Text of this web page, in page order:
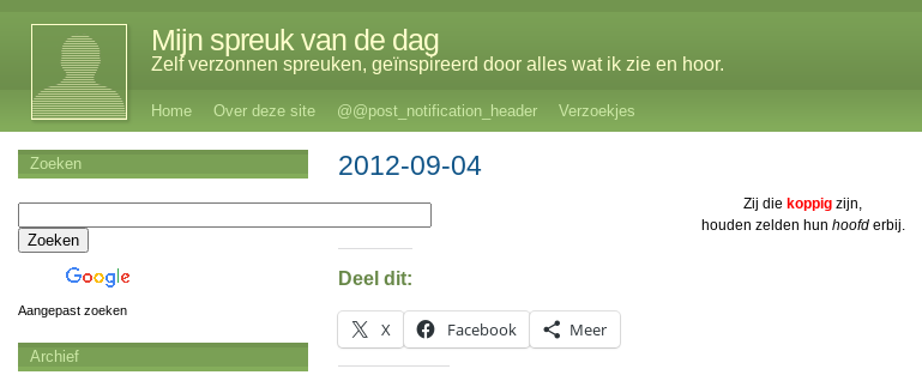
Mijn spreuk van de dag
Zelf verzonnen spreuken, geïnspireerd door alles wat ik zie en hoor.
Home Over deze site @@post_notification_header Verzoekjes
2012-09-04
Zij die koppig zijn,
houden zelden hun hoofderbij.
Deel dit:
X Facebook Meer
Zoeken
Aangepast zoeken
Archief